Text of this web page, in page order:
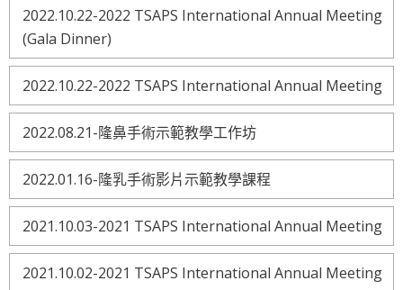
2022.10.22-2022 TSAPS International Annual Meeting
(Gala Dinner)
2022.10.22-2022 TSAPS International Annual Meeting
2022.08.21-隆鼻手術示範教學工作坊
2022.01.16-隆乳手術影片示範教學課程
2021.10.03-2021 TSAPS International Annual Meeting
2021.10.02-2021 TSAPS International Annual Meeting